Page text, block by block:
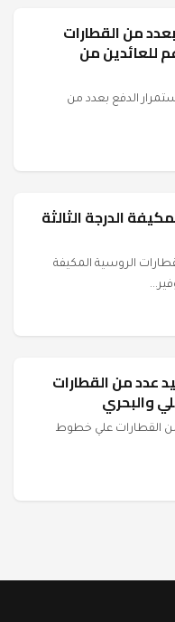
من القطارات
للعائدين من
الدفع بعدد من
الدرجة الثالثة
الروسية المكيفة
عدد من القطارات
والبحري
من القطارات علي خطوط